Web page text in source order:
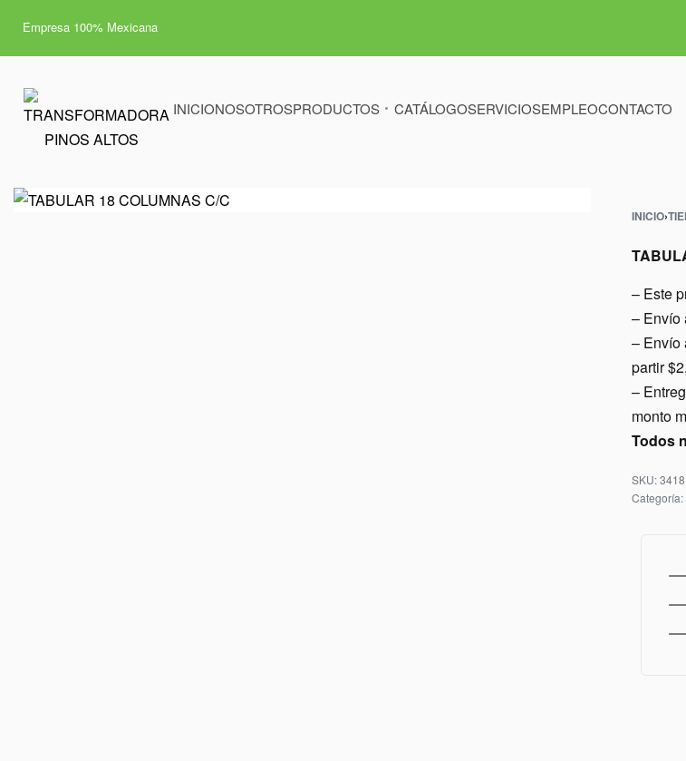
Empresa 100% Mexicana
INICIONOSOTROSPRODUCTOS CATÁLOGOSERVICIOSEMPLEOCONTACTO
INICIO›
– Este
– Envío
– Envío
partir
–
monto
Todos
3418
Categoría: